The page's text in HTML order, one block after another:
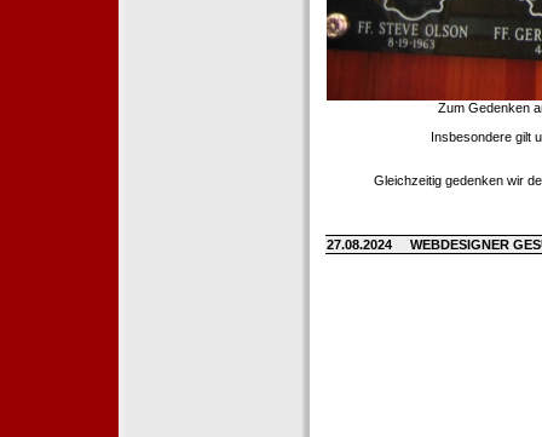
Zum Gedenken
Insbesondere gilt
Gleichzeitig gedenken wir
27.08.2024 WEBDESIGNER